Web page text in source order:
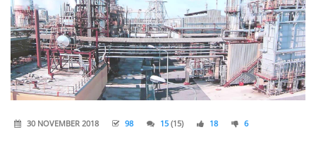
30 NOVEMBER 2018 98 15 (15) 18 6